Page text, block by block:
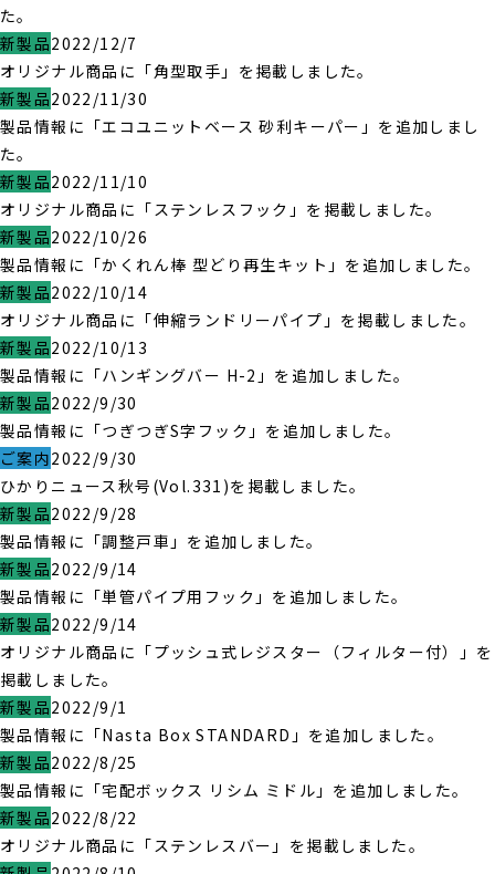
た。
新製品2022/12/7
オリジナル商品に「角型取手」を掲載しました。
新製品2022/11/30
製品情報に「エコユニットベース 砂利キーパー」を追加しまし
た。
新製品2022/11/10
オリジナル商品に「ステンレスフック」を掲載しました。
新製品2022/10/26
製品情報に「かくれん棒 型どり再生キット」を追加しました。
新製品2022/10/14
オリジナル商品に「伸縮ランドリーパイプ」を掲載しました。
新製品2022/10/13
製品情報に「ハンギングバー H-2」を追加しました。
新製品2022/9/30
製品情報に「つぎつぎS字フック」を追加しました。
ご案内2022/9/30
ひかりニュース秋号(Vol.331)を掲載しました。
新製品2022/9/28
製品情報に「調整戸車」を追加しました。
新製品2022/9/14
製品情報に「単管パイプ用フック」を追加しました。
新製品2022/9/14
オリジナル商品に「プッシュ式レジスター（フィルター付）」を
掲載しました。
新製品2022/9/1
製品情報に「Nasta Box STANDARD」を追加しました。
新製品2022/8/25
製品情報に「宅配ボックス リシム ミドル」を追加しました。
新製品2022/8/22
オリジナル商品に「ステンレスバー」を掲載しました。